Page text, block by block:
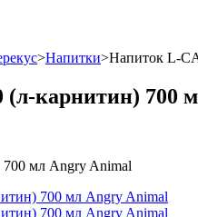
>Напитки>Напиток L-
карнитин) 700